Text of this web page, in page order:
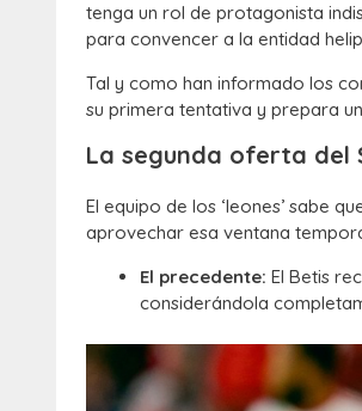
tenga un rol de protagonista
para convencer a la entidad
Tal y como han informado los
su primera tentativa y prepara
La segunda oferta del
El equipo de los ‘leones’ sabe
aprovechar esa ventana
El precedente: El Betis
considerándola